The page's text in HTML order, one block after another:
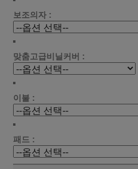
보조의자 :
맞춤고급비닐커버 :
이불 :
패드 :